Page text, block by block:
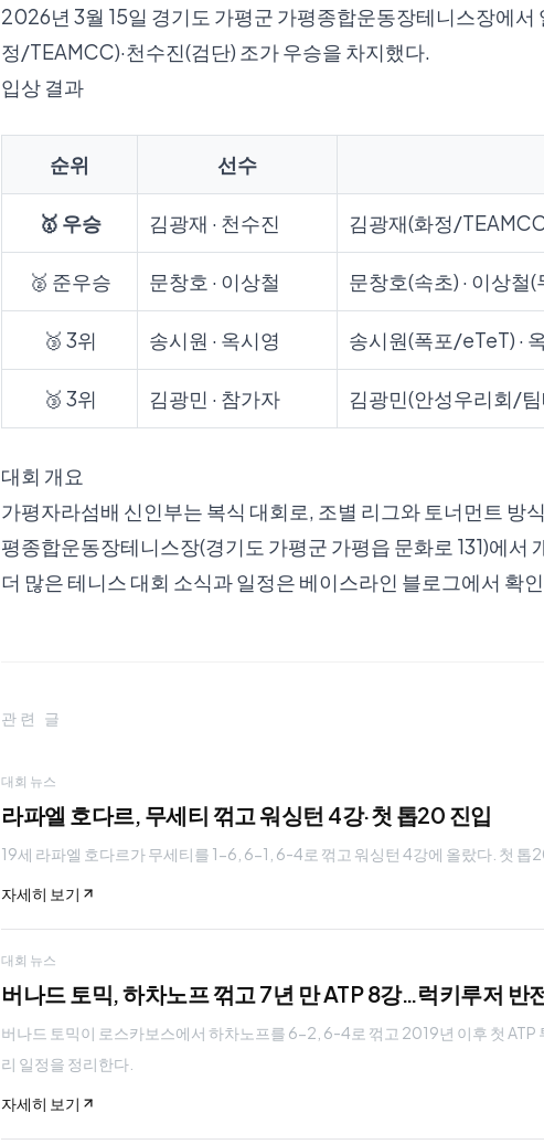
2026년 3월 15일 경기도 가평군 가평종합운동장테니스장에
정/TEAMCC)·천수진(검단) 조가 우승을 차지했다.
입상 결과
순위 선수
🥇 우승 김광재 · 천수진 김광재(화정/
🥈 준우승 문창호 · 이상철 문창호(속초) · 이상
🥉 3위 송시원 · 옥시영 송시원(폭포/eTeT) ·
🥉 3위 김광민 · 참가자 김광민(안성우리회/팀
대회 개요
가평자라섬배 신인부는 복식 대회로, 조별 리그와 토너먼트 방
평종합운동장테니스장(경기도 가평군 가평읍 문화로 131)에서
더 많은 테니스 대회 소식과 일정은 베이스라인 블로그에서 확
관련 글
대회 뉴스
라파엘 호다르, 무세티 꺾고 워싱턴 4강·첫 톱20 진입
19세 라파엘 호다르가 무세티를 1-6, 6-1, 6-4로 꺾고 워싱턴 4강에 올랐다. 첫 톱
자세히 보기
대회 뉴스
버나드 토믹, 하차노프 꺾고 7년 만 ATP 8강…럭키루저 반
버나드 토믹이 로스카보스에서 하차노프를 6-2, 6-4로 꺾고 2019년 이후 첫 ATP
리 일정을 정리한다.
자세히 보기